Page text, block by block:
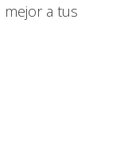
mejor a tus